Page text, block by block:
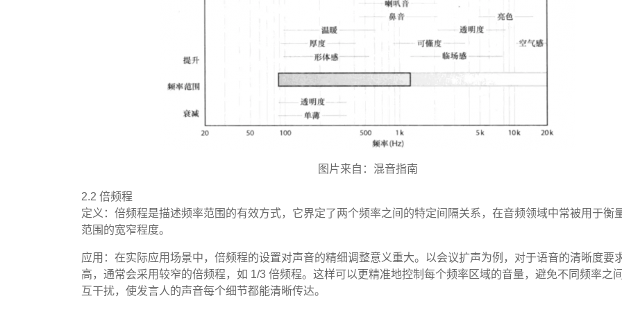
图片来自：混音指南
2.2 倍频程
定义：倍频程是描述频率范围的有效方式，它界定了两个频率之间的特定间隔关系，在音频领域中常被用于衡
范围的宽窄程度。
应用：在实际应用场景中，倍频程的设置对声音的精细调整意义重大。以会议扩声为例，对于语音的清晰度要
高，通常会采用较窄的倍频程，如 1/3 倍频程。这样可以更精准地控制每个频率区域的音量，避免不同频率之
互干扰，使发言人的声音每个细节都能清晰传达。